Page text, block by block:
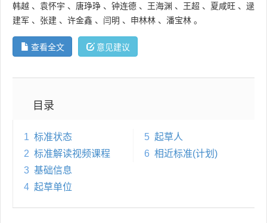
韩越 、 袁怀宇 、 唐琤琤 、 钟连德 、 王海渊 、 王超 、 夏咸旺 、 逯
建军 、 张建 、 许金鑫 、 闫明 、 申林林 、 潘宝林 。
查看全文 意见建议
目录
1 标准状态
2 标准解读视频课程
3 基础信息
4 起草单位
5 起草人
6 相近标准(计划)